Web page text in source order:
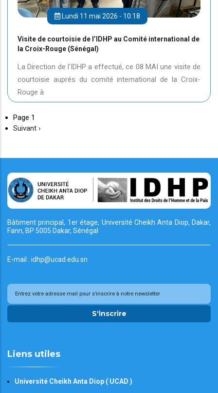
Lundi 11 mai 2026 - 10:18
Visite de courtoisie de l’IDHP au Comité international de
la Croix-Rouge (Sénégal)
La Direction de l'IDHP a effectué, ce 08 MAI une visite de
courtoisie auprés du comité international de la Croix-
Rouge à
Page 1
Page
Suivant ›
Bâtiment principal, 1er étage, Université CheikhAnta Diop, Dakar,
Fann, BP 5005 Dakar, Sénégal
E-mail : idhp@ucad.edu.sn
S'inscrire
Liens utiles
Université Cheikh Anta Diop ( UCAD )